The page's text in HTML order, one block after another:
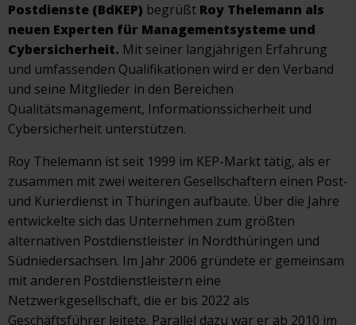
Postdienste (BdKEP) begrüßt Roy Thelemann als
neuen Experten für Managementsysteme und
Cybersicherheit. Mit seiner langjährigen Erfahrung
und umfassenden Qualifikationen wird er den Verband
und seine Mitglieder in den Bereichen
Qualitätsmanagement, Informationssicherheit und
Cybersicherheit unterstützen.
Roy Thelemann ist seit 1999 im KEP-Markt tätig, als er
zusammen mit zwei weiteren Gesellschaftern einen Post-
und Kurierdienst in Thüringen aufbaute. Über die Jahre
entwickelte sich das Unternehmen zum größten
alternativen Postdienstleister in Nordthüringen und
Südniedersachsen. Im Jahr 2006 gründete er gemeinsam
mit anderen Postdienstleistern eine
Netzwerkgesellschaft, die er bis 2022 als
Geschäftsführer leitete. Parallel dazu war er ab 2010 im